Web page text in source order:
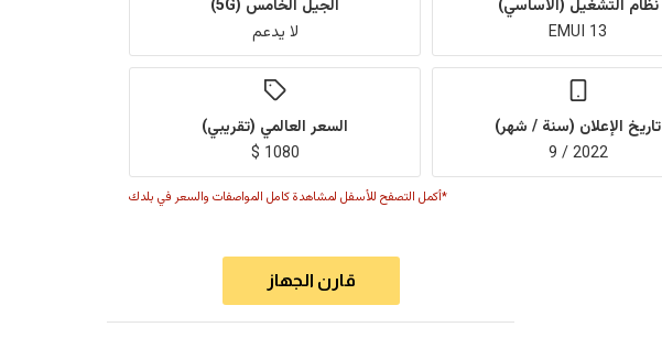
نظام التشغيل (الأساسي)
EMUI 13
الجيل الخامس (5G)
لا يدعم
تاريخ الإعلان (سنة / شهر)
2022 / 9
السعر العالمي (تقريبي)
1080 $
*أكمل التصفح للأسفل لمشاهدة كامل المواصفات والسعر في بلدك
قارن الجهاز